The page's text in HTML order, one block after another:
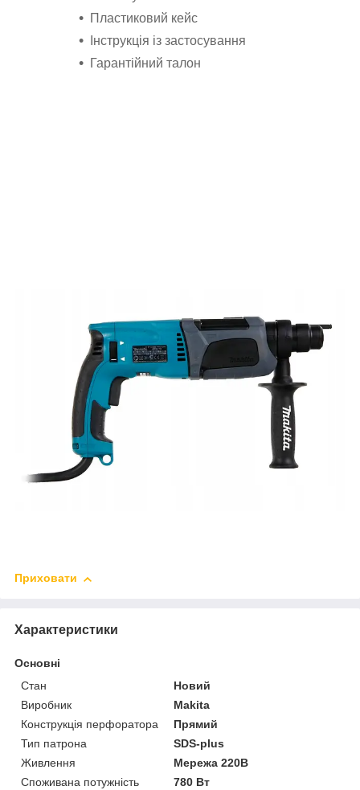
Пластиковий кейс
Інструкція із застосування
Гарантійний талон
Приховати
Характеристики
Основні
Стан
Новий
Виробник
Makita
Конструкція перфоратора
Прямий
Тип патрона
SDS-plus
Живлення
Мережа 220В
Споживана потужність
780 Вт